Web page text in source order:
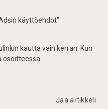
käyttöehdot"
kautta vain kerran. Kun
osoitteessa
Jaa artikkeli